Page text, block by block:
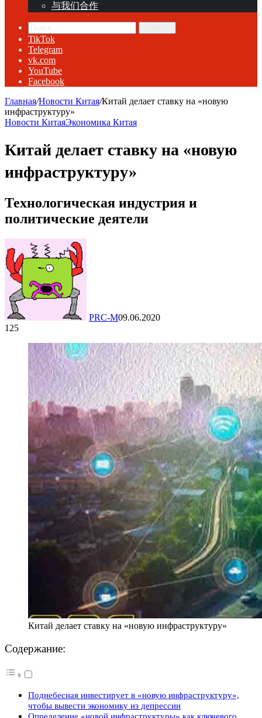
与我们合作
TikTok
Telegram
vk.com
YouTube
Facebook
Главная/Новости Китая/Китай делает ставку на «новую
инфраструктуру»
Новости КитаяЭкономика Китая
Китай делает ставку на «новую
инфраструктуру»
Технологическая индустрия и
политические деятели
PRC-M09.06.2020
125
Китай делает ставку на «новую инфраструктуру»
Содержание:
Поднебесная инвестирует в «новую инфраструктуру»,
чтобы вывести экономику из депрессии
Определение «новой инфраструктуры» как ключевого